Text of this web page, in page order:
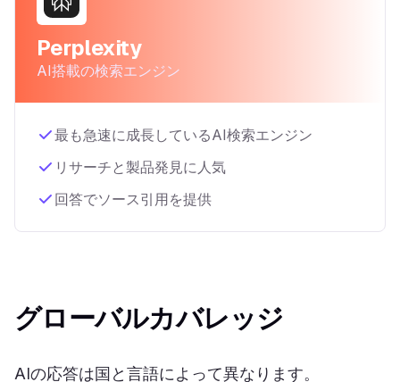
Perplexity
AI搭載の検索エンジン
最も急速に成長しているAI検索エンジン
リサーチと製品発見に人気
回答でソース引用を提供
グローバルカバレッジ
AIの応答は国と言語によって異なります。